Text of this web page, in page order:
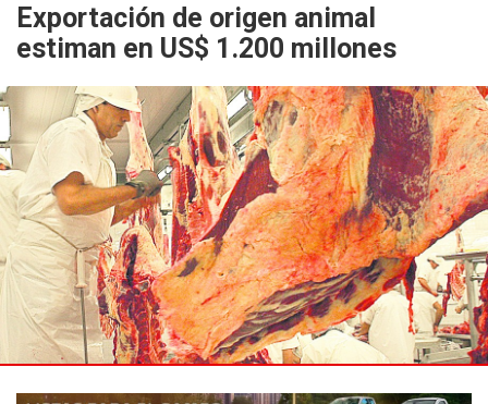
Exportación de origen animal
estiman en US$ 1.200 millones